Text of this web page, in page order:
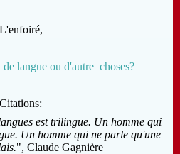
L'enfoiré,
langue ou d'autre choses?
Citations:
est trilingue. Un homme qui
Un homme qui ne parle qu'une
", Claude Gagnière